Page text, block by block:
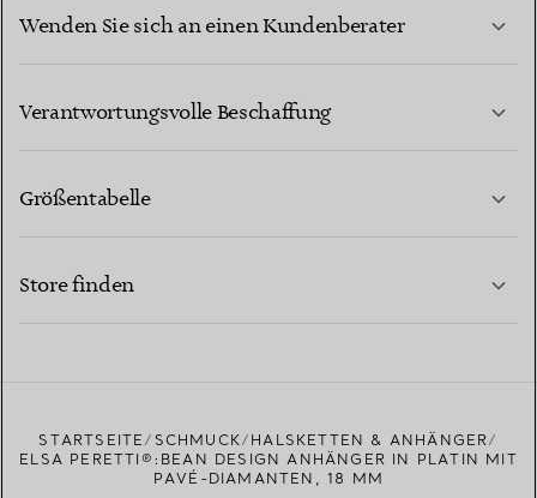
Wenden Sie sich an einen Kundenberater
Verantwortungsvolle Beschaffung
Größentabelle
Store finden
STARTSEITE SCHMUCK
HALSKETTEN & ANHÄNGER
ELSA PERETTI®:BEAN DESIGN ANHÄNGER IN PLATIN MIT
PAVÉ-DIAMANTEN, 18 MM